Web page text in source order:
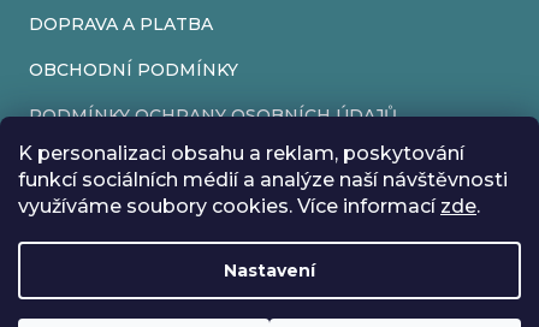
K personalizaci obsahu a reklam, poskytování
funkcí sociálních médií a analýze naší návštěvnosti
využíváme soubory cookies. Více informací zde.
Nastavení
Rádi bychom vás informovali, že od 17. 7. do 24. 7. včetně
máme z důvodu dovolené zavřeno. Všechny objednávky
DOPRAVA A PLATBA
OBCHODNÍ PODMÍNKY
PODMÍNKY OCHRANY OSOBNÍCH ÚDAJŮ
VRÁCENÍ ZBOŽÍ
REKLAMACE
Vytvořil Shoptet
Copyright 2026EveryRetroGame. Všechna práva vyhrazena.
Upravit nastavení cookies